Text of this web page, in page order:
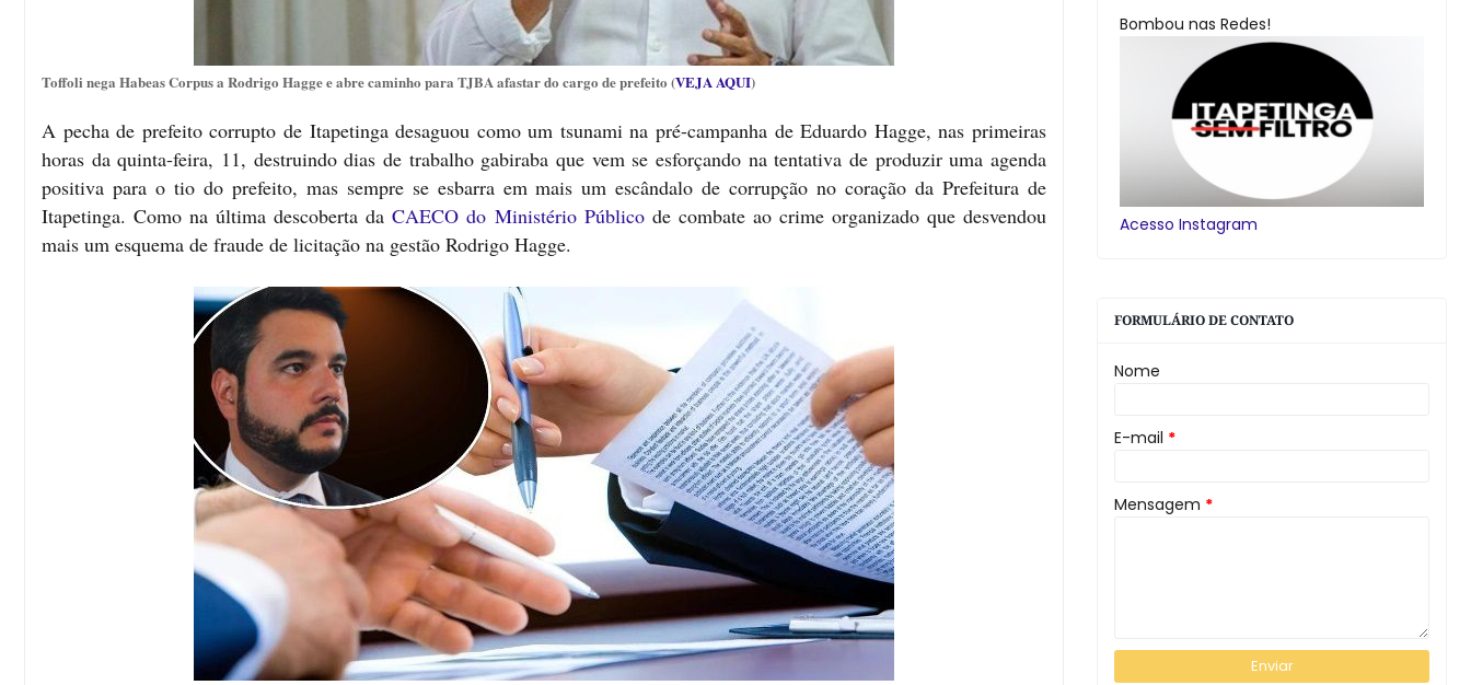
Toffoli nega Habeas Corpus a Rodrigo Hagge e abre caminho para TJBA afastar do cargo de prefeito (VEJA AQUI)
A pecha de prefeito corrupto de Itapetinga desaguou como um tsunami na pré-campanha de Eduardo Hagge, nas primeiras
horas da quinta-feira, 11, destruindo dias de trabalho gabiraba que vem se esforçando na tentativa de produzir uma agenda
positiva para o tio do prefeito, mas sempre se esbarra em mais um escândalo de corrupção no coração da Prefeitura de
Itapetinga. Como na última descoberta daCAECO do Ministério Públicode combate ao crime organizado que desvendou
mais um esquema de fraude de licitação na gestão Rodrigo Hagge.
Bombou nas Redes!
Acesso Instagram
FORMULÁRIO DE CONTATO
Nome
E-mail *
Mensagem *